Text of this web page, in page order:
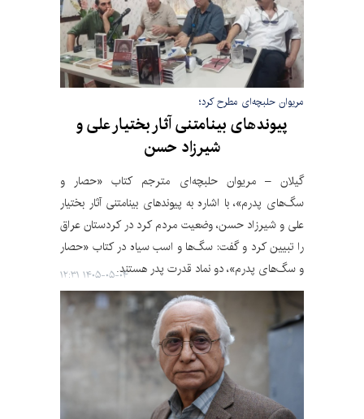
مریوان حلبچه‌ای مطرح کرد؛
پیوندهای بینامتنی آثار بختیار علی و
شیرزاد حسن
گیلان – مریوان حلبچه‌ای مترجم کتاب «حصار و
سگ‌های پدرم»، با اشاره به پیوندهای بینامتنی آثار بختیار
علی و شیرزاد حسن، وضعیت مردم کرد در کردستان عراق
را تبیین کرد و گفت: سگ‌ها و اسب سیاه در کتاب «حصار
و سگ‌های پدرم»، دو نماد قدرت پدر هستند.۱۴۰۵-۰۵-۰۴ ۱۲:۳۱